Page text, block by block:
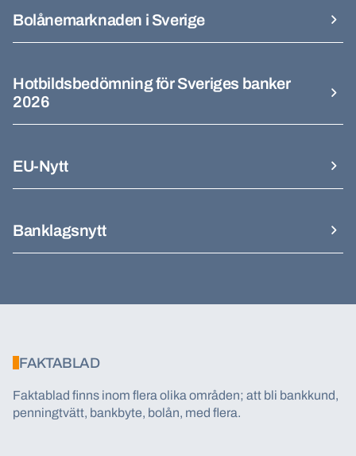
Bolånemarknaden i Sverige
Hotbildsbedömning för Sveriges banker
2026
EU-Nytt
Banklagsnytt
FAKTABLAD
Faktablad finns inom flera olika områden; att bli bankkund,
penningtvätt, bankbyte, bolån, med flera.